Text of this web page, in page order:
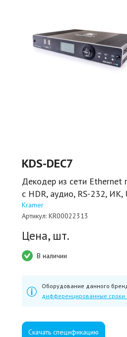
KDS-DEC7
Декодер из сети Ethernet
с HDR, аудио, RS-232, ИК,
Kramer
Артикул: KR00022313
Цена, шт.
В наличии
Оборудование данного
дифференцированные сроки
Скачать спецификацию